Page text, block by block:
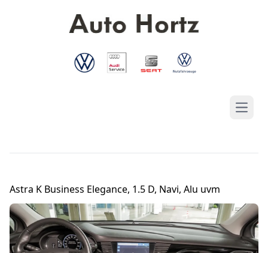
Astra K Business Elegance, 1.5 D, Navi, Alu uvm